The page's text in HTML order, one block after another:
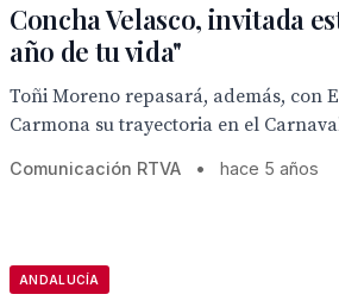
Concha Velasco, invitada
año de tu vida"
Toñi Moreno repasará, además, con
Carmona su trayectoria en el
Comunicación RTVA • hace 5 años
ANDALUCÍA